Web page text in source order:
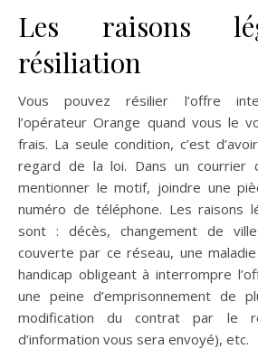
Les raisons
résiliation
Vous pouvez résilier l’offre
l’opérateur Orange quand vous le
frais. La seule condition, c’est
regard de la loi. Dans un courrier
mentionner le motif, joindre une
numéro de téléphone. Les raisons
sont : décès, changement de
couverte par ce réseau, une
handicap obligeant à interrompre
une peine d’emprisonnement de
modification du contrat par le
d’information vous sera envoyé), etc.